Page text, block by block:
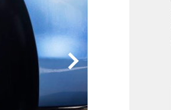
日産
マツダ
スズキ